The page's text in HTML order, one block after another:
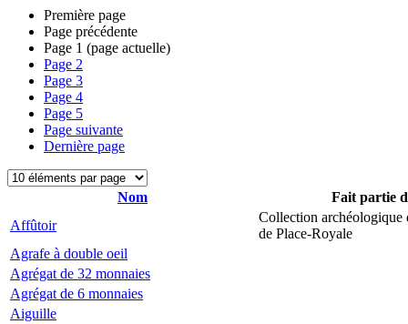
Première page
Page précédente
Page 1 (page actuelle)
Page 2
Page 3
Page 4
Page 5
Page suivante
Dernière page
Nom
Fait partie
Affûtoir
Collection archéologique
de Place-Royale
Agrafe à double oeil
Agrégat de 32 monnaies
Agrégat de 6 monnaies
Aiguille